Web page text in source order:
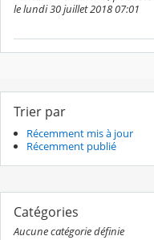
le lundi 30 juillet 2018 07:01
Trier par
Récemment mis à jour
Récemment publié
Catégories
Aucune catégorie définie